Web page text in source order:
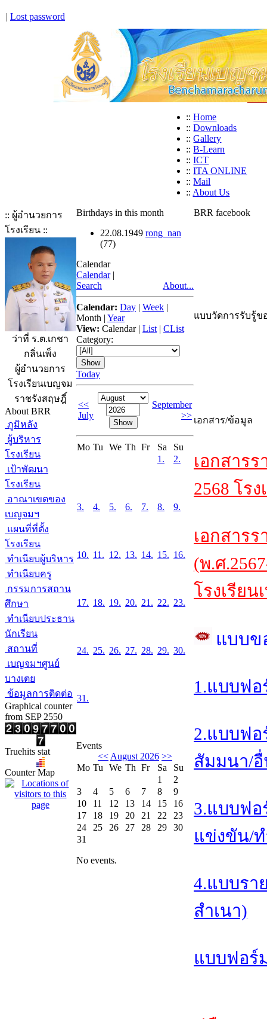
| Lost password
:: Home
:: Downloads
:: Gallery
:: B-Learn
:: ICT
:: ITA ONLINE
:: Mail
:: About Us
:: ผู้อำนวยการ
โรงเรียน ::
ว่าที่ ร.ต.เกชา
กลิ่นเพ็ง
ผู้อำนวยการ
โรงเรียนเบญจม
ราชรังสฤษฎิ์
About BRR
ภูมิหลัง
ผู้บริหาร
โรงเรียน
เป้าพัฒนา
โรงเรียน
อาณาเขตของ
เบญจมฯ
แผนที่ที่ตั้ง
โรงเรียน
ทำเนียบผู้บริหาร
ทำเนียบครู
กรรมการสถาน
ศึกษา
ทำเนียบประธาน
นักเรียน
สถานที่
เบญจมฯศูนย์
บางเตย
ข้อมูลการติดต่อ
Graphical counter
from SEP 2550
Truehits stat
Counter Map
Birthdays in this month
22.08.1949 rong_nan
(77)
Calendar
Calendar |
Search
About...
Calendar: Day | Week |
Month | Year
View: Calendar| List | CList
Category:
Today
<<
July
September
>>
Mo Tu We Th Fr Sa
Su
1.
2.
3. 4. 5. 6. 7. 8. 9.
10. 11. 12. 13. 14. 15. 16.
17. 18. 19. 20. 21. 22. 23.
24. 25. 26. 27. 28. 29. 30.
31.
Events
<< August 2026 >>
Mo Tu We Th Fr Sa
Su
1
2
3
4 5 6 7 8
9
10
11 12 13 14 15
16
17
18 19 20 21 22
23
24
25 26 27 28 29
30
31
No events.
BRR facebook
แบบวัดการรับรู้ข
เอกสาร/ข้อมูล
เอกสาร
2568 โร
เอกสาร
(พ.ศ
โรงเรีย
แบบข
1.แบบฟ
2.แบบฟ
สัมมนา/
3.แบบฟอ
แข่งขัน/
4.แบบรา
สำเนา)
แบบฟอร์